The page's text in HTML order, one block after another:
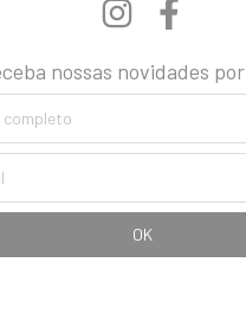
nossas novidades